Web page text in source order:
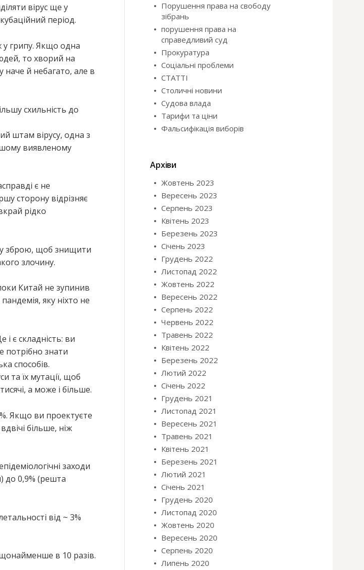
вірус ще у
період.
у грипу. Якщо одна
то хворий на
наче й небагато, але в
схильність до
штам вірусу, одна з
виявленому
є не
сторону відрізняє
рідко
зброю, щоб знищити
злочину.
Китай не зупинив
яку ніхто не
є складність: ви
потрібно знати
способів.
та їх мутації, щоб
а може і більше.
Якщо ви проектуєте
більше, ніж
заходи
до 0,9% (решта
від ~ 3%
в 10 разів.
Порушення права на свободу
зібрань
порушення права на
справедливий суд
Прокуратура
Соціальні проблеми
СТАТТІ
Столичні новини
Судова влада
Тарифи та ціни
Фальсифікація виборів
Архіви
Жовтень 2023
Вересень 2023
Серпень 2023
Квітень 2023
Березень 2023
Січень 2023
Грудень 2022
Листопад 2022
Жовтень 2022
Вересень 2022
Серпень 2022
Червень 2022
Травень 2022
Квітень 2022
Березень 2022
Лютий 2022
Січень 2022
Грудень 2021
Листопад 2021
Вересень 2021
Травень 2021
Квітень 2021
Березень 2021
Лютий 2021
Січень 2021
Грудень 2020
Листопад 2020
Жовтень 2020
Вересень 2020
Серпень 2020
Липень 2020